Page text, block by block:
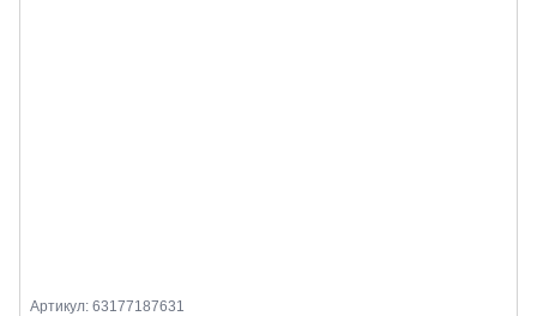
Артикул: 63177187631